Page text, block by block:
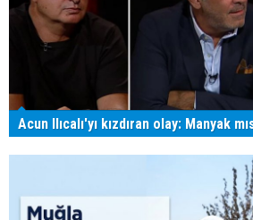
Acun Ilıcalı'yı kızdıran olay: Manyak